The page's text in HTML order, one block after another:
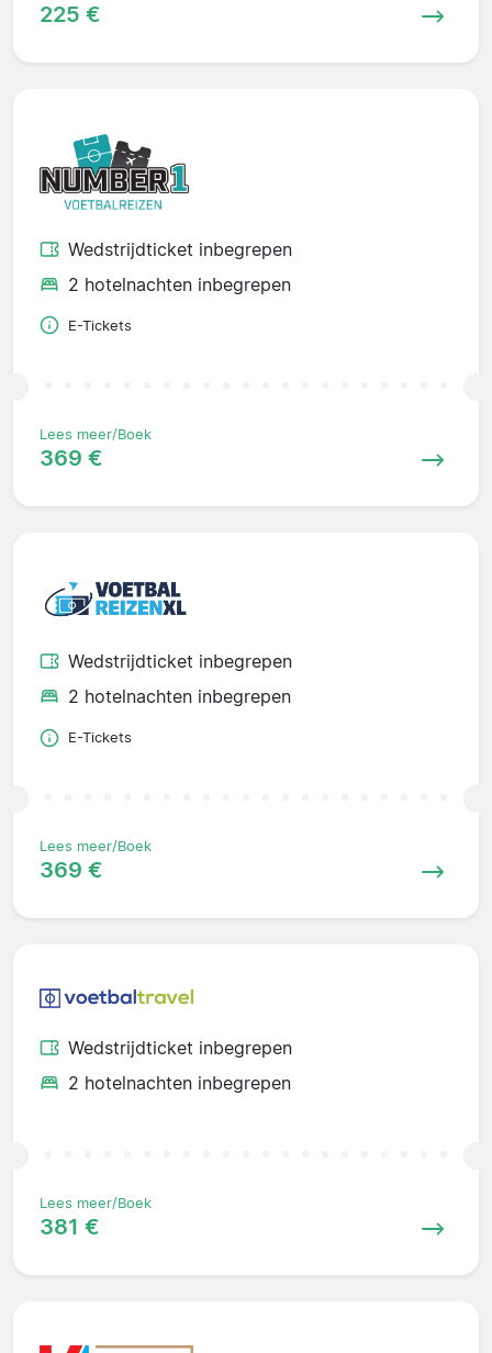
225 €
Wedstrijdticket inbegrepen
2 hotelnachten inbegrepen
E-Tickets
Lees meer/Boek
369 €
Wedstrijdticket inbegrepen
2 hotelnachten inbegrepen
E-Tickets
Lees meer/Boek
369 €
Wedstrijdticket inbegrepen
2 hotelnachten inbegrepen
Lees meer/Boek
381 €